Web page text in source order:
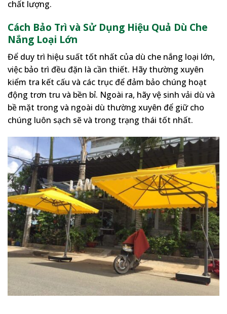
chất lượng.
Cách Bảo Trì và Sử Dụng Hiệu Quả Dù Che
Nắng Loại Lớn
Để duy trì hiệu suất tốt nhất của dù che nắng loại lớn,
việc bảo trì đều đặn là cần thiết. Hãy thường xuyên
kiểm tra kết cấu và các trục để đảm bảo chúng hoạt
động trơn tru và bền bỉ. Ngoài ra, hãy vệ sinh vải dù và
bề mặt trong và ngoài dù thường xuyên để giữ cho
chúng luôn sạch sẽ và trong trạng thái tốt nhất.